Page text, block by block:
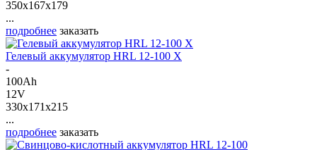
350x167x179
...
подробнее заказать
Гелевый аккумулятор HRL 12-100 X
-
100Ah
12V
330x171x215
...
подробнее заказать